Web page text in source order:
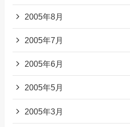
2005年8月
2005年7月
2005年6月
2005年5月
2005年3月